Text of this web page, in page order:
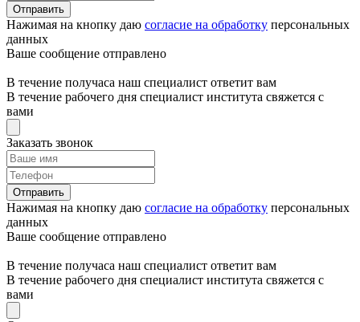
Отправить
Нажимая на кнопку даю согласие на обработку персональных
данных
Ваше сообщение отправлено
В течение получаса наш специалист ответит вам
В течение рабочего дня специалист института свяжется с
вами
Заказать звонок
Отправить
Нажимая на кнопку даю согласие на обработку персональных
данных
Ваше сообщение отправлено
В течение получаса наш специалист ответит вам
В течение рабочего дня специалист института свяжется с
вами